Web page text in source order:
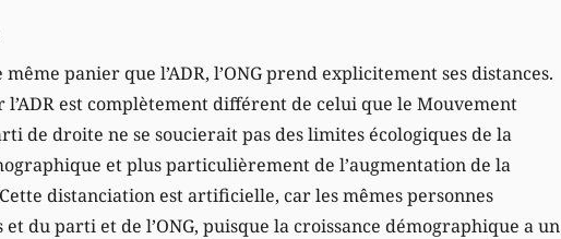
panier que l’ADR, l’ONG prend explicitement ses distances.
l’ADR est complètement différent de celui que le Mouvement
de droite ne se soucierait pas des limites écologiques de la
et plus particulièrement de l’augmentation de la
distanciation est artificielle, car les mêmes personnes
du parti et de l’ONG, puisque la croissance démographique a un